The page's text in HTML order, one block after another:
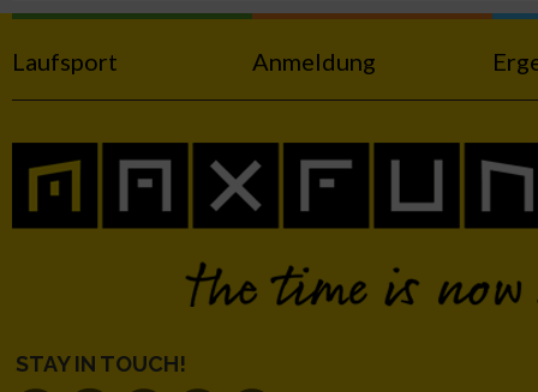
Laufsport Anmeldung
STAY IN TOUCH!